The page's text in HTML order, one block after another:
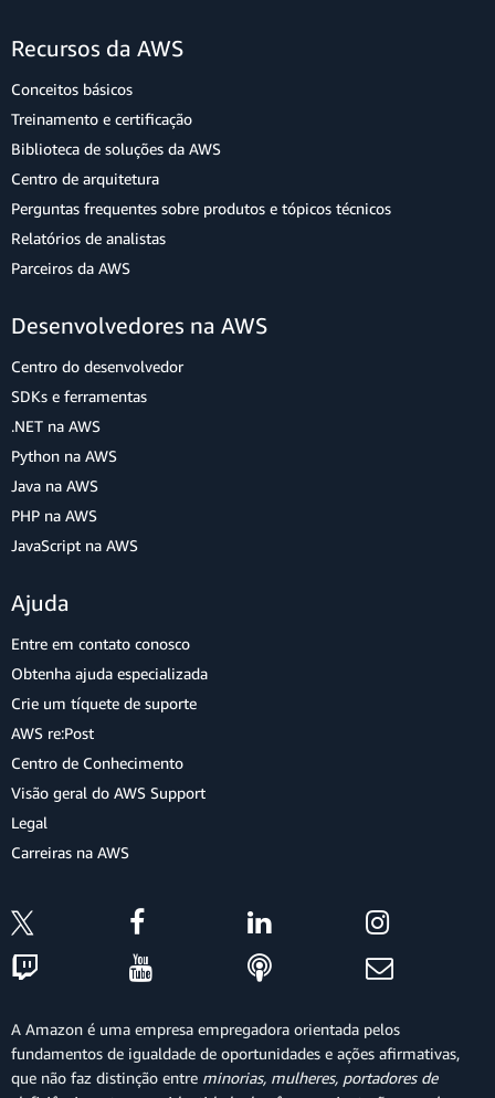
Recursos da AWS
Conceitos básicos
Treinamento e certificação
Biblioteca de soluções da AWS
Centro de arquitetura
Perguntas frequentes sobre produtos e tópicos técnicos
Relatórios de analistas
Parceiros da AWS
Desenvolvedores na AWS
Centro do desenvolvedor
SDKs e ferramentas
.NET na AWS
Python na AWS
Java na AWS
PHP na AWS
JavaScript na AWS
Ajuda
Entre em contato conosco
Obtenha ajuda especializada
Crie um tíquete de suporte
AWS re:Post
Centro de Conhecimento
Visão geral do AWS Support
Legal
Carreiras na AWS
A Amazon é uma empresa empregadora orientada pelos
fundamentos de igualdade de oportunidades e ações afirmativas,
que não faz distinção entre minorias, mulheres, portadores de